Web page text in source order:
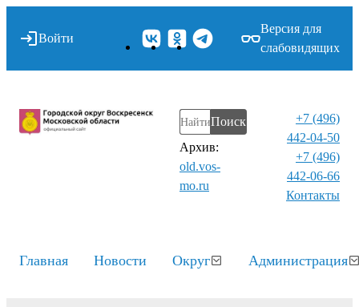
Войти
Версия для
слабовидящих
Поиск
Архив:
old.vos-
mo.ru
+7 (496)
442-04-50
+7 (496)
442-06-66
Контакты⁠
Главная Новости Округ Администрация